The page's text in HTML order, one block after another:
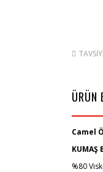
ÜRÜN
Camel
KUMAŞ
%80